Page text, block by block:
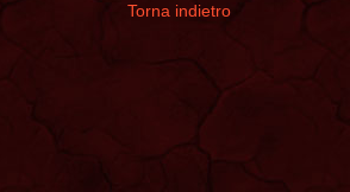
Torna indietro